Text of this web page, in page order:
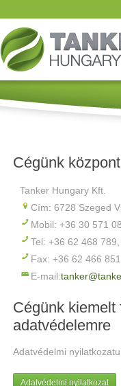
Cégünk
Tanker Hungary Kft.
Cím: 6728 Szeged
Mobil: +36 30 571
Tel: +36 62 468
Fax: +36 62 466 851
E-mail:
Cégünk kiemelt
adatvédelemre
Adatvédelmi
Adatvédelmi nyilatkozat